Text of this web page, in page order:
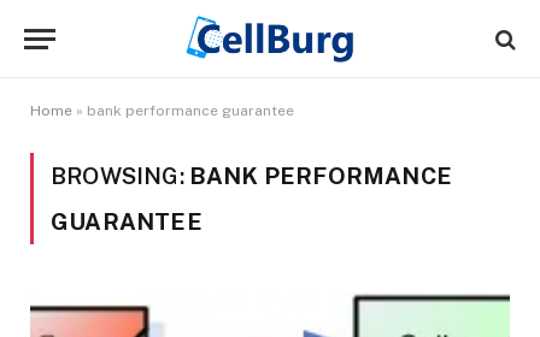
Home » bank performance guarantee
BROWSING: BANK PERFORMANCE
GUARANTEE